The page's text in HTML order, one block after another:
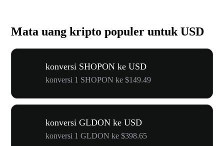
Mata uang kripto populer untuk USD
konversi SHOPON ke USD
konversi 1 SHOPON ke $149.49
konversi GLDON ke USD
konversi 1 GLDON ke $398.65